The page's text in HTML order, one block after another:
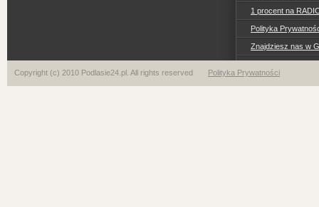
1 procent na
Polityka
Znajdziesz nas w
Copyright (c) 2010 Podlasie24.pl. All rights reserved Polityka Prywatności